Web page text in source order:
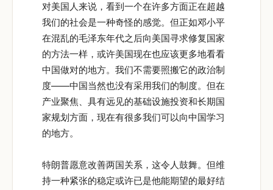
对美国人来说，看到一个在许多方面正在超越
我们的社会是一种奇怪的感觉。但正如邓小平
在混乱的毛泽东年代之后向美国寻求修复国家
的方法一样，或许美国现在也应该更多地看看
中国做对的地方。我们不需要照搬它的政治制
度——中国当然也没有采用我们的制度。但在
产业聚焦、具有远见的基础设施投资和长期国
家规划方面，现在有很多我们可以向中国学习
的地方。
特朗普愿意改善两国关系，这令人鼓舞。但维
持一种紧张的稳定或许已是他能期望的最好结